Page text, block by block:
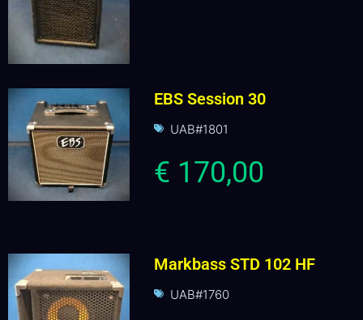
EBS Session 30
UAB#1801
€ 170,00
Markbass STD 102 HF
UAB#1760